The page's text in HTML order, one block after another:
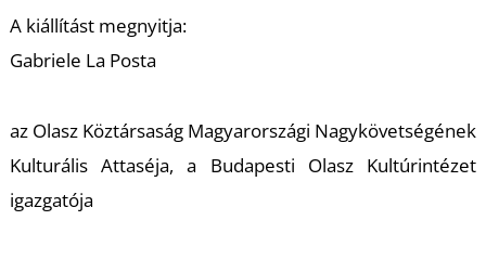
A kiállítást megnyitja:
Gabriele La Posta
az Olasz Köztársaság Magyarországi Nagykövetségének
Kulturális Attaséja, a Budapesti Olasz Kultúrintézet
igazgatója